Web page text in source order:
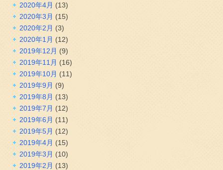
2020年4月 (13)
2020年3月 (15)
2020年2月 (3)
2020年1月 (12)
2019年12月 (9)
2019年11月 (16)
2019年10月 (11)
2019年9月 (9)
2019年8月 (13)
2019年7月 (12)
2019年6月 (11)
2019年5月 (12)
2019年4月 (15)
2019年3月 (10)
2019年2月 (13)